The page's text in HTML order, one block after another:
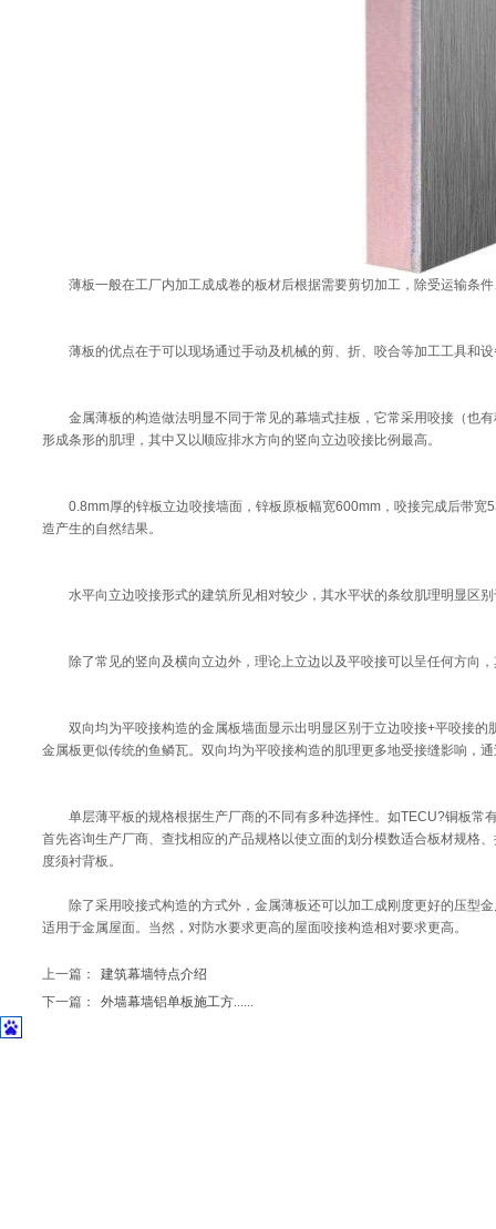
薄板一般在工厂内加工成成卷的板材后根据需要剪切加工，除受运输条
薄板的优点在于可以现场通过手动及机械的剪、折、咬合等加工工具和设
金属薄板的构造做法明显不同于常见的幕墙式挂板，它常采用咬接（也有
形成条形的肌理，其中又以顺应排水方向的竖向立边咬接比例最高。
0.8mm厚的锌板立边咬接墙面，锌板原板幅宽600mm，咬接完成后带宽
造产生的自然结果。
水平向立边咬接形式的建筑所见相对较少，其水平状的条纹肌理明显区别
除了常见的竖向及横向立边外，理论上立边以及平咬接可以呈任何方向，
双向均为平咬接构造的金属板墙面显示出明显区别于立边咬接+平咬接的
金属板更似传统的鱼鳞瓦。双向均为平咬接构造的肌理更多地受接缝影响，
单层薄平板的规格根据生产厂商的不同有多种选择性。如TECU?铜板常
首先咨询生产厂商、查找相应的产品规格以使立面的划分模数适合板材规格
度须衬背板。
除了采用咬接式构造的方式外，金属薄板还可以加工成刚度更好的压型
适用于金属屋面。当然，对防水要求更高的屋面咬接构造相对要求更高。
上一篇：
建筑幕墙特点介绍
下一篇：
外墙幕墙铝单板施工方......